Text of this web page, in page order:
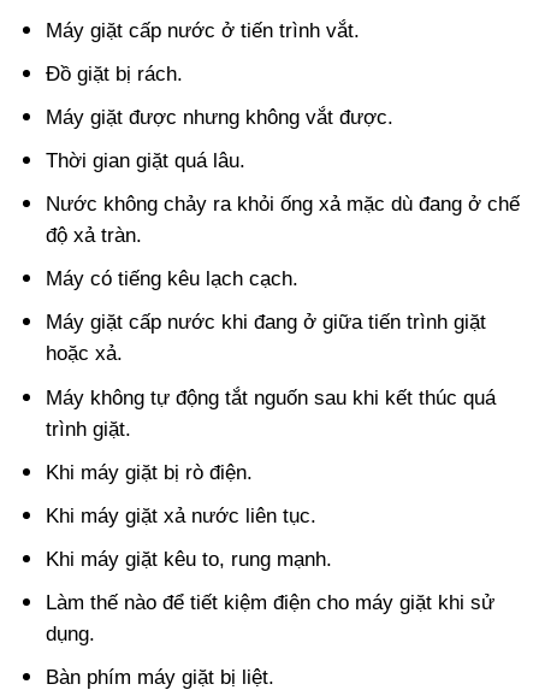
Máy giặt cấp nước ở tiến trình vắt.
Đồ giặt bị rách.
Máy giặt được nhưng không vắt được.
Thời gian giặt quá lâu.
Nước không chảy ra khỏi ống xả mặc dù đang ở chế
độ xả tràn.
Máy có tiếng kêu lạch cạch.
Máy giặt cấp nước khi đang ở giữa tiến trình giặt
hoặc xả.
Máy không tự động tắt nguốn sau khi kết thúc quá
trình giặt.
Khi máy giặt bị rò điện.
Khi máy giặt xả nước liên tục.
Khi máy giặt kêu to, rung mạnh.
Làm thế nào để tiết kiệm điện cho máy giặt khi sử
dụng.
Bàn phím máy giặt bị liệt.